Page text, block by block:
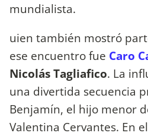
mundialista.
uien también mostró
ese encuentro fue Caro
Nicolás Tagliafico. La
una divertida secuencia
Benjamín, el hijo menor
Valentina Cervantes. En